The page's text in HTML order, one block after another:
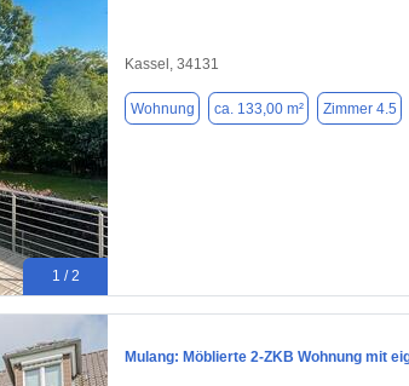
1 / 2
Kassel, 34131
Wohnung ca. 133,00 m² Zimmer 4.5
Mulang: Möblierte 2-ZKB Wohnung mit